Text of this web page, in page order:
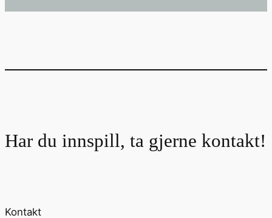
Har du innspill, ta gjerne kontakt!
Kontakt